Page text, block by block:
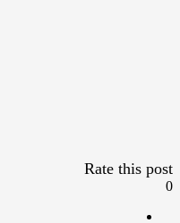
Rate this post
0